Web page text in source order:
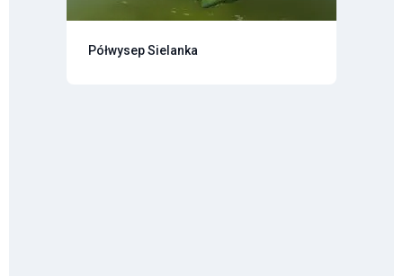
Półwysep Sielanka